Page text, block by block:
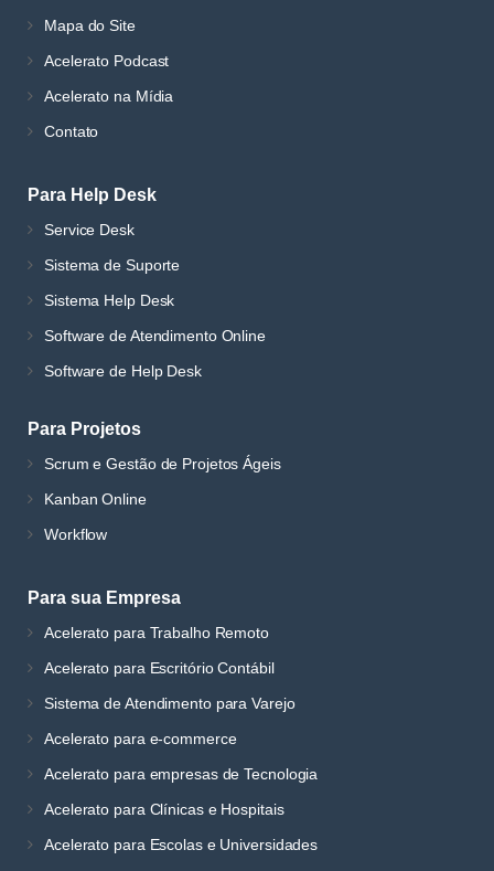
Mapa do Site
Acelerato Podcast
Acelerato na Mídia
Contato
Para Help Desk
Service Desk
Sistema de Suporte
Sistema Help Desk
Software de Atendimento Online
Software de Help Desk
Para Projetos
Scrum e Gestão de Projetos Ágeis
Kanban Online
Workflow
Para sua Empresa
Acelerato para Trabalho Remoto
Acelerato para Escritório Contábil
Sistema de Atendimento para Varejo
Acelerato para e-commerce
Acelerato para empresas de Tecnologia
Acelerato para Clínicas e Hospitais
Acelerato para Escolas e Universidades